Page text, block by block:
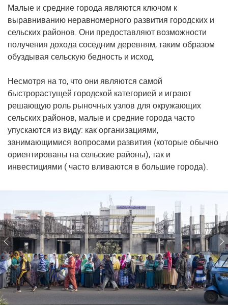
Малые и средние города являются ключом к
выравниванию неравномерного развития городских и
сельских районов. Они предоставляют возможности
получения дохода соседним деревням, таким образом
обуздывая сельскую бедность и исход.
Несмотря на то, что они являются самой
быстрорастущей городской категорией и играют
решающую роль рыночных узлов для окружающих
сельских районов, малые и средние города часто
упускаются из виду: как организациями,
занимающимися вопросами развития (которые обычно
ориентированы на сельские районы), так и
инвестициями ( часто вливаются в большие города).